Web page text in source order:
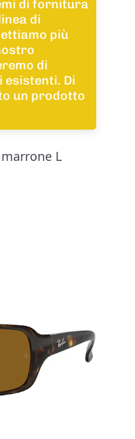
di fornitura
di
più
di
Di
un prodotto
L